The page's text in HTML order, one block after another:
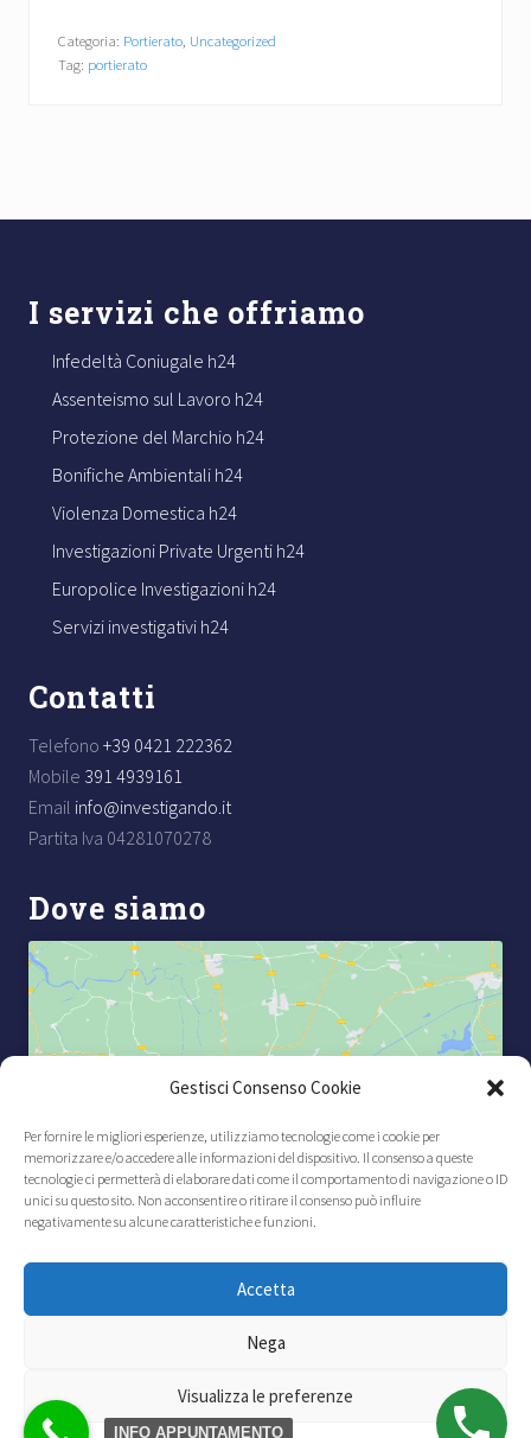
Gestisci Consenso Cookie
Per fornire le migliori esperienze, utilizziamo tecnologie come i cookie per
memorizzare e/o accedere alle informazioni del dispositivo. Il consenso a queste
tecnologie ci permetterà di elaborare dati come il comportamento di navigazione o ID
unici su questo sito. Non acconsentire o ritirare il consenso può influire
negativamente su alcune caratteristiche e funzioni.
Accetta
Nega
Visualizza le preferenze
Categoria: Portierato Uncategorized
Tag: portierato
I servizi che offriamo
Infedeltà Coniugale h24
Assenteismo sul Lavoro h24
Protezione del Marchio h24
Bonifiche Ambientali h24
Violenza Domestica h24
Investigazioni Private Urgenti h24
Europolice Investigazioni h24
Servizi investigativi h24
Contatti
Telefono +39 0421 222362
Mobile 391 4939161
Email info@investigando.it
Partita Iva 04281070278
Dove siamo
Fai clic per accettare i cookie marketing e
Copyright © 2026 · Via XIII Martiri, 28 - 30027 San Donà di Piave (Venezia) ·
INFO APPUNTAMENTO